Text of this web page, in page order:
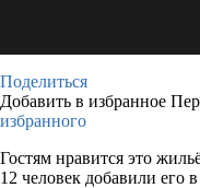
Поделиться
Добавить в избранное
избранного
Гостям нравится это
12 человек добавили его